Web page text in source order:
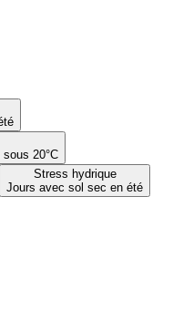
20°C
Stress hydrique
Jours avec sol sec en été